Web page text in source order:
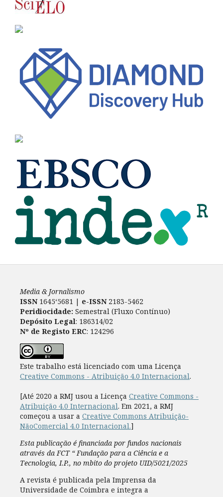
Media & Jornalismo
ISSN 1645‘5681 | e-ISSN2183-5462
Peridiocidade: Semestral (Fluxo Contínuo)
Depósito Legal: 186314/02
Nº de Registo ERC: 124296
Este trabalho está licenciado com uma Licença
Creative Commons - Atribuição 4.0 Internacional.
[Até 2020 a RMJ usou a Licença Creative Commons -
Atribuição 4.0 Internacional. Em 2021, a RMJ
começou a usar a Creative Commons Atribuição-
NãoComercial 4.0 Internacional.]
Esta publicação é financiada por fundos nacionais
através da FCT “ Fundação para a Ciência e a
Tecnologia, I.P., no mbito do projeto UID/5021/2025
A revista é publicada pela Imprensa da
Universidade de Coimbra e integra a